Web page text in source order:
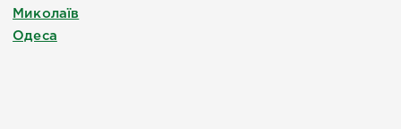
Миколаїв
Одеса